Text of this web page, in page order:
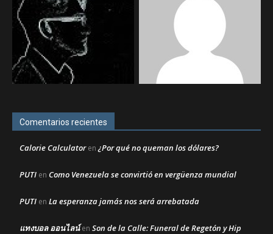
Comentarios recientes
Calorie Calculatoren¿Por qué no queman los dólares?
PUTI en Como Venezuela se convirtió en vergüenza mundial
PUTI en La esperanza jamás nos será arrebatada
แทงบอล ออนไลน์en Son de la Calle: Funeral de Regetón y Hip